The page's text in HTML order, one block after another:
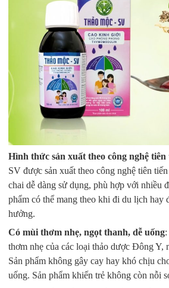
Hình thức sản xuất theo công nghệ tiên
SV được sản xuất theo công nghệ tiên
chai dễ dàng sử dụng, phù hợp với nhiều
phẩm có thể mang theo khi đi du lịch hay
hưởng.
Có mùi thơm nhẹ, ngọt thanh, dễ uống
thơm nhẹ của các loại thảo dược Đông Y,
Sản phẩm không gây cay hay khó chịu
uống. Sản phẩm khiến trẻ không còn nỗi